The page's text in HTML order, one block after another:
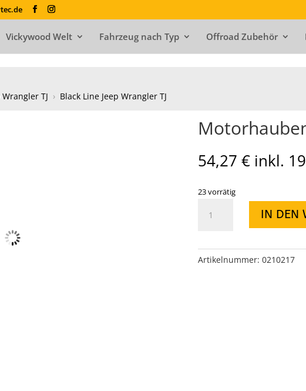
Vickywood Welt Fahrzeug nach Typ Offroad Zubehör
Wrangler TJ › Black Line Jeep Wrangler TJ
54,27 € inkl.
23 vorrätig
Motorhauben
teilig
IN DEN
Artikelnummer: 0210217